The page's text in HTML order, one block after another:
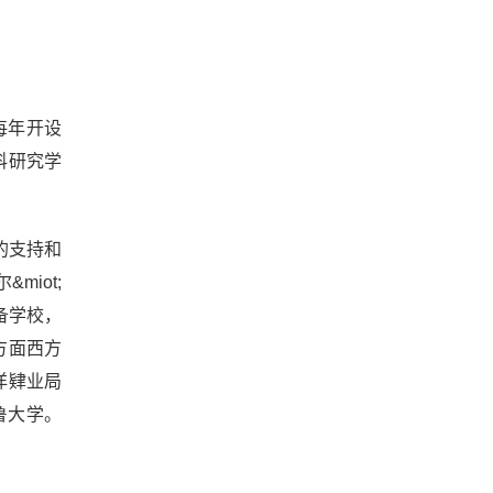
年开设
研究学
支持和
&miot;
校，
面西方
肄业局
学。